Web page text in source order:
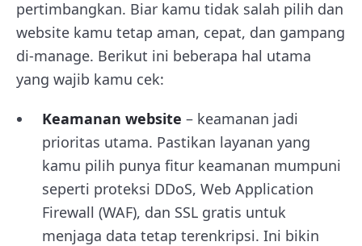
pertimbangkan. Biar kamu tidak salah pilih dan
website kamu tetap aman, cepat, dan gampang
di-manage. Berikut ini beberapa hal utama
yang wajib kamu cek:
Keamanan website – keamanan jadi
prioritas utama. Pastikan layanan yang
kamu pilih punya fitur keamanan mumpuni
seperti proteksi DDoS, Web Application
Firewall (WAF), dan SSL gratis untuk
menjaga data tetap terenkripsi. Ini bikin